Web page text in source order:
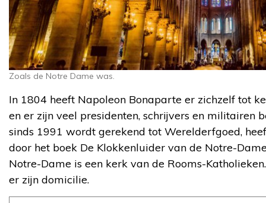
Zoals de Notre Dame was.
In 1804 heeft Napoleon Bonaparte er zichzelf tot
en er zijn veel presidenten, schrijvers en militairen
sinds 1991 wordt gerekend tot Werelderfgoed,
door het boek De Klokkenluider van de Notre-
Notre-Dame is een kerk van de Rooms-
er zijn domicilie.